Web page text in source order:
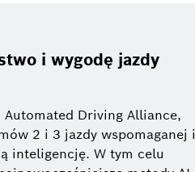
i wygodę jazdy
Automated Driving Alliance,
2 i 3 jazdy wspomaganej i
inteligencję. W tym celu